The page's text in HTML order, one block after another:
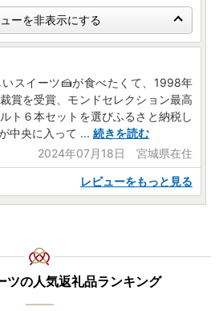
ーを非表示にする
スイーツ🍰が食べたくて、1998年
賞を受賞、モンドセレクション最高
ト６本セットを選びふるさと納税し
中央に入って ... 続きを読む
2024年07月18日 宮城県在住
レビューをもっと見る
ツの人気返礼品ランキング